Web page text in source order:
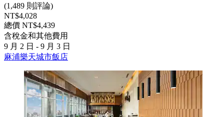
(1,489 則評論)
NT$4,028
總價 NT$4,439
含稅金和其他費用
9 月 2 日 - 9 月 3 日
麻浦樂天城市飯店